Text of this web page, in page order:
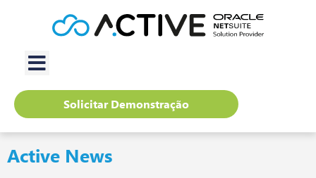
Solicitar Demonstração
Active News